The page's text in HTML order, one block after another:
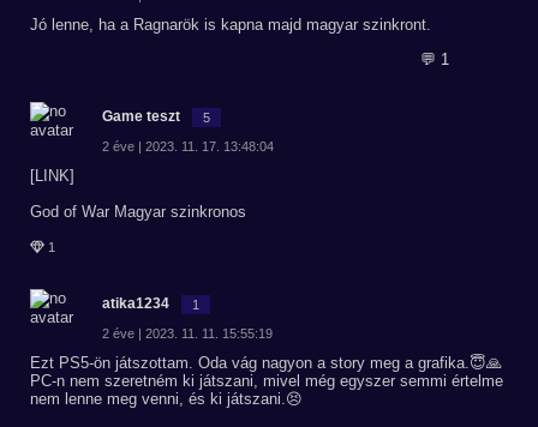
Jó lenne, ha a Ragnarök is kapna majd magyar szinkront.
💬 1
Game teszt 5
2 éve | 2023. 11. 17. 13:48:04
[LINK]
God of War Magyar szinkronos
1
atika1234 1
2 éve | 2023. 11. 11. 15:55:19
Ezt PS5-ön játszottam. Oda vág nagyon a story meg a grafika.😇🙏
PC-n nem szeretném ki játszani, mivel még egyszer semmi értelme
nem lenne meg venni, és ki játszani.😣